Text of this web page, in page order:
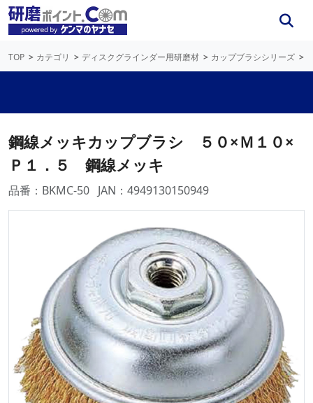
TOP カテゴリ ディスクグラインダー用研磨材 カップブラシシリーズ
鋼線メッキカップブラシ ５０×Ｍ１０×
Ｐ１．５ 鋼線メッキ
品番：BKMC-50 JAN：4949130150949